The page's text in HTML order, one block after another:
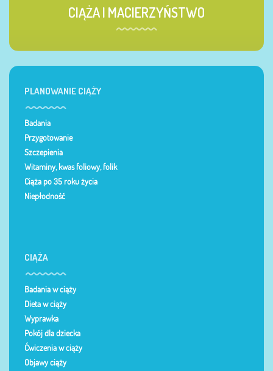
CIĄŻA I MACIERZYŃSTWO
PLANOWANIE CIĄŻY
Badania
Przygotowanie
Szczepienia
Witaminy, kwas foliowy, folik
Ciąża po 35 roku życia
Niepłodność
CIĄŻA
Badania w ciąży
Dieta w ciąży
Wyprawka
Pokój dla dziecka
Ćwiczenia w ciąży
Objawy ciąży